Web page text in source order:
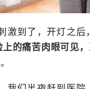
激到了，开灯之
的痛苦肉眼可见